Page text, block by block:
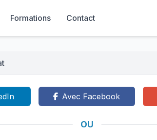
Formations Contact
Avec Facebook
OU